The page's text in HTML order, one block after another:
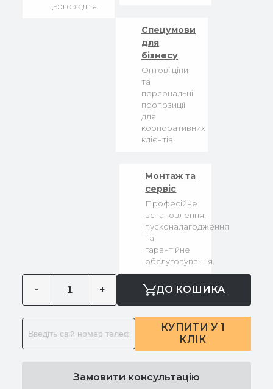
цього ж дня.
Спецумови
для
бізнесу
Оптові ціни
та
персональні
пропозиції
для
корпоративних
клієнтів.
Монтаж та
сервіс
Професійне
встановлення,
пусконалагодження
та
гарантійне
обслуговування.
- + ДО КОШИКА
КУПИТИ У 1
КЛІК
Замовити консультацію